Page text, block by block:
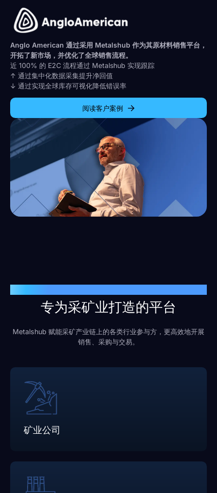
Anglo American 通过采用 Metalshub 作为其原材料销售平台，
开拓了新市场，并优化了全球销售流程。
近 100% 的 E2C 流程通过 Metalshub 实现跟踪
↑ 通过集中化数据采集提升净回值
↓ 通过实现全球库存可视化降低错误率
阅读客户案例
专为采矿业打造的平台
Metalshub 赋能采矿产业链上的各类行业参与方，更高效地开展
销售、采购与交易。
矿业公司